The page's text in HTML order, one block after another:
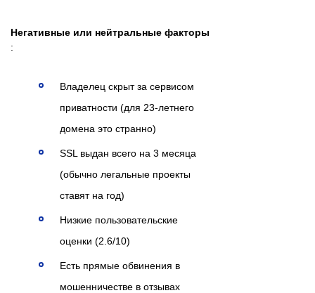
Негативные или нейтральные факторы
:
Владелец скрыт за сервисом
приватности (для 23-летнего
домена это странно)
SSL выдан всего на 3 месяца
(обычно легальные проекты
ставят на год)
Низкие пользовательские
оценки (2.6/10)
Есть прямые обвинения в
мошенничестве в отзывах